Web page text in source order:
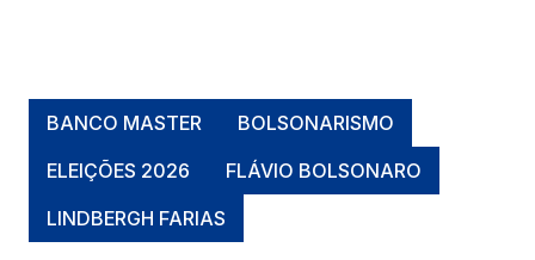
BANCO MASTER
BOLSONARISMO
ELEIÇÕES 2026
FLÁVIO BOLSONARO
LINDBERGH FARIAS